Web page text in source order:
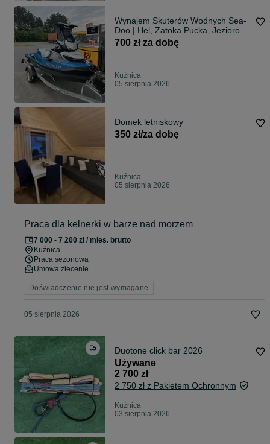
Wynajem Skuterów Wodnych Sea-
Doo | Hel, Zatoka Pucka, Jezioro
Żarnowieckie | Spark Trixx, GTI
700 zł za dobę
Kuźnica
05 sierpnia 2026
Domek letniskowy
350 zł/za dobę
Kuźnica
05 sierpnia 2026
Praca dla kelnerki w barze nad morzem
7 000 - 7 200 zł / mies. brutto
Kuźnica
Praca sezonowa
Umowa zlecenie
Doświadczenie nie jest wymagane
05 sierpnia 2026
Duotone click bar 2026
Używane
2 700 zł
2 750 zł z Pakietem Ochronnym
Kuźnica
03 sierpnia 2026